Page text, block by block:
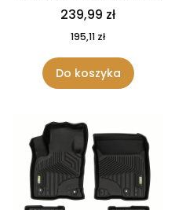
239,99 zł
195,11 zł
Do koszyka